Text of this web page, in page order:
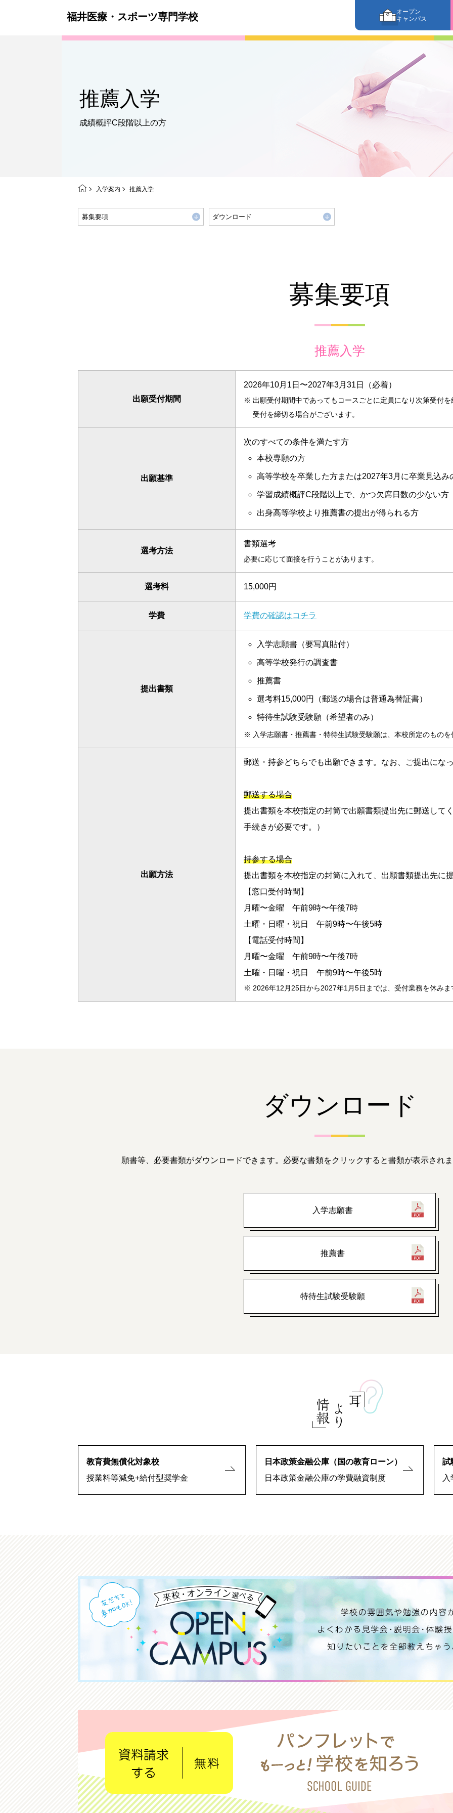
福井医療・スポーツ専門学校
オープン
キャンパス
推薦入学
成績概評C段階以上の方
入学案内 推薦入学
募集要項 ダウンロード
募集要項
推薦入学
出願受付期間
2026年10月1日〜2027年3月31日（必着）
※ 出願受付期間中であってもコースごとに定員になり次第受付
受付を締切る場合がございます。
出願基準
次のすべての条件を満たす方
本校専願の方
高等学校を卒業した方または2027年3月に卒業見込み
学習成績概評C段階以上で、かつ欠席日数の少ない方
出身高等学校より推薦書の提出が得られる方
選考方法
書類選考
必要に応じて面接を行うことがあります。
選考料 15,000円
学費 学費の確認はコチラ
提出書類
入学志願書（要写真貼付）
高等学校発行の調査書
推薦書
選考料15,000円（郵送の場合は普通為替証書）
特待生試験受験願（希望者のみ）
※ 入学志願書・推薦書・特待生試験受験願は、本校所定のもの
出願方法
郵送・持参どちらでも出願できます。なお、ご提出にな
郵送する場合
提出書類を本校指定の封筒で出願書類提出先に郵送して
手続きが必要です。）
持参する場合
提出書類を本校指定の封筒に入れて、出願書類提出先に
【窓口受付時間】
月曜〜金曜 午前9時〜午後7時
土曜・日曜・祝日 午前9時〜午後5時
【電話受付時間】
月曜〜金曜 午前9時〜午後7時
土曜・日曜・祝日 午前9時〜午後5時
※ 2026年12月25日から2027年1月5日までは、受付業務を休みま
ダウンロード
願書等、必要書類がダウンロードできます。 必要な書類をクリックすると書類が表示され
入学志願書
推薦書
特待生試験受験願
教育費無償化対象校
授業料等減免+給付型奨学金
日本政策金融公庫（国の教育ローン）
日本政策金融公庫の学費融資制度
試